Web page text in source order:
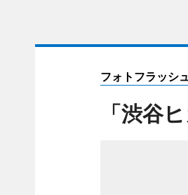
フォトフラッシ
「渋谷